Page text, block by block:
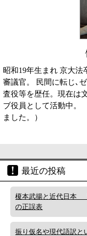
昭和19年生まれ 京大
審議官。 民間に転じ､
査役等を歴任。現在は
ブ役員として活動中。
ました。）
最近の投稿
榎本武揚と近代日本
の正誤表
振り仮名や現代語訳と